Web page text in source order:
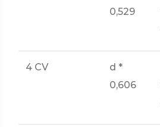
0,529
4 CV
d *
0,606